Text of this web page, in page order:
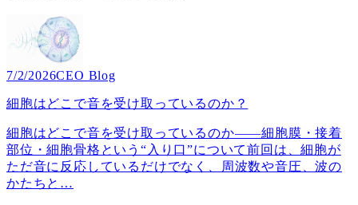
7/2/2026CEO Blog
細胞はどこで音を受け取っているのか？
細胞はどこで音を受け取っているのか――細胞膜・接着
部位・細胞骨格という“入り口”について前回は、細胞が
ただ音に反応しているだけでなく、周波数や音圧、波の
かたちと …